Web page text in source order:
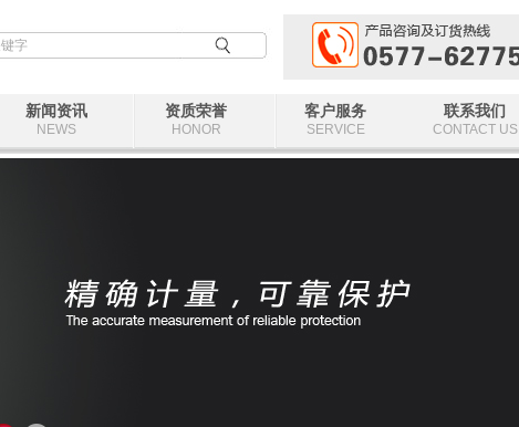
新闻资讯
NEWS
资质荣誉
HONOR
客户服务
SERVICE
联系我们
CONTACT US